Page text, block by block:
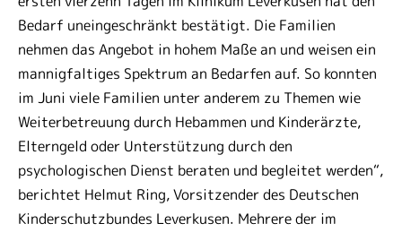
Bedarf uneingeschränkt bestätigt. Die Familien
nehmen das Angebot in hohem Maße an und weisen ein
mannigfaltiges Spektrum an Bedarfen auf. So konnten
im Juni viele Familien unter anderem zu Themen wie
Weiterbetreuung durch Hebammen und Kinderärzte,
Elterngeld oder Unterstützung durch den
psychologischen Dienst beraten und begleitet werden“,
berichtet Helmut Ring, Vorsitzender des Deutschen
Kinderschutzbundes Leverkusen. Mehrere der im